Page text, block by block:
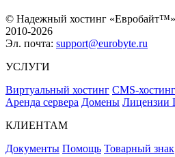
© Надежный хостинг «Евробайт™»
2010-2026
Эл. почта: support@eurobyte.ru
УСЛУГИ
Виртуальный хостинг CMS-хостинг
Аренда сервера Домены Лицензии
КЛИЕНТАМ
Документы Помощь Товарный знак